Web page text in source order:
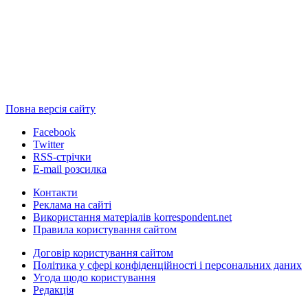
Повна версія сайту
Facebook
Twitter
RSS-стрічки
E-mail розсилка
Контакти
Реклама на сайті
Використання матеріалів korrespondent.net
Правила користування сайтом
Договір користування сайтом
Політика у сфері конфіденційності і персональних даних
Угода щодо користування
Редакція